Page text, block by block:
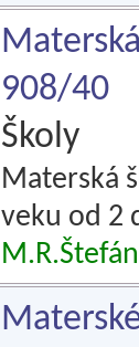
908/40
Školy
Materská
veku od 2